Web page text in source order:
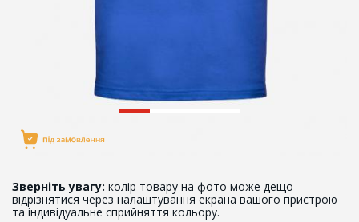
Зверніть увагу: колір товару на фото може дещо
відрізнятися через налаштування екрана вашого пристрою
та індивідуальне сприйняття кольору.